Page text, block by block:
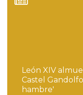
León XIV
Castel
hambre'